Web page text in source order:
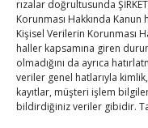
rızalar doğrultusunda
Korunması Hakkında
Kişisel Verilerin Korunması
haller kapsamına giren
olmadığını da ayrıca
veriler genel hatlarıyla
kayıtlar, müşteri işlem
bildirdiğiniz veriler gibidir.
Ağustos 2026
P
S Ç